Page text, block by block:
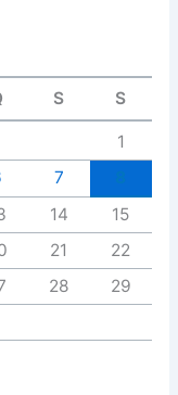
S S
1
7
14
15
21
22
28
29